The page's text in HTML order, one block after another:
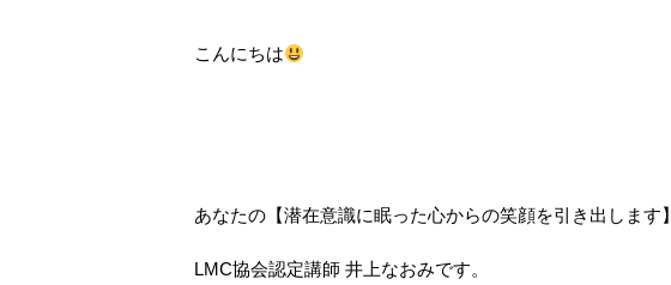
こんにちは
あなたの【潜在意識に眠った心からの笑顔を引き出します】
LMC協会認定講師 井上なおみです。